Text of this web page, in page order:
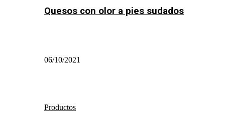
Quesos con olor a pies sudados
06/10/2021
Productos